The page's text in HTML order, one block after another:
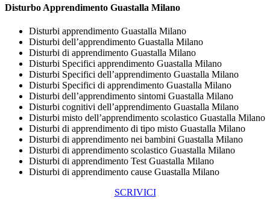
Disturbo Apprendimento Guastalla Milano
Disturbi apprendimento Guastalla Milano
Disturbi dell’apprendimento Guastalla Milano
Disturbi di apprendimento Guastalla Milano
Disturbi Specifici apprendimento Guastalla Milano
Disturbi Specifici dell’apprendimento Guastalla Milano
Disturbi Specifici di apprendimento Guastalla Milano
Disturbi dell’apprendimento sintomi Guastalla Milano
Disturbi cognitivi dell’apprendimento Guastalla Milano
Disturbi misto dell’apprendimento scolastico Guastalla Milano
Disturbi di apprendimento di tipo misto Guastalla Milano
Disturbi di apprendimento nei bambini Guastalla Milano
Disturbi di apprendimento scolastico Guastalla Milano
Disturbi di apprendimento Test Guastalla Milano
Disturbi di apprendimento cause Guastalla Milano
SCRIVICI